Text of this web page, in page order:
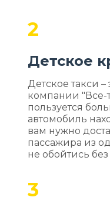
2
Детское
Детское такси –
компании "Все-
пользуется
автомобиль
вам нужно
пассажира из
не обойтись
3